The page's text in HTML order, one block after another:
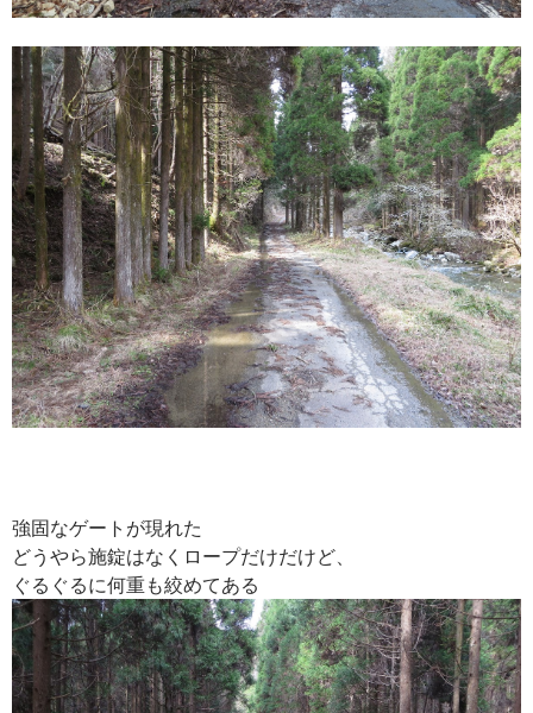
強固なゲートが現れた
どうやら施錠はなくロープだけだけど、
ぐるぐるに何重も絞めてある